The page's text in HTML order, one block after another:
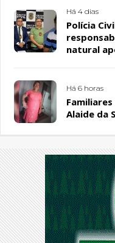
Há 4 dias
Polícia
natural
Há 6 horas
Alaide da